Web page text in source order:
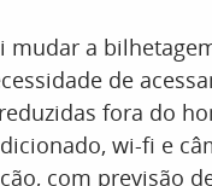
mudar a
de
fora do
wi-fi e
com previsão